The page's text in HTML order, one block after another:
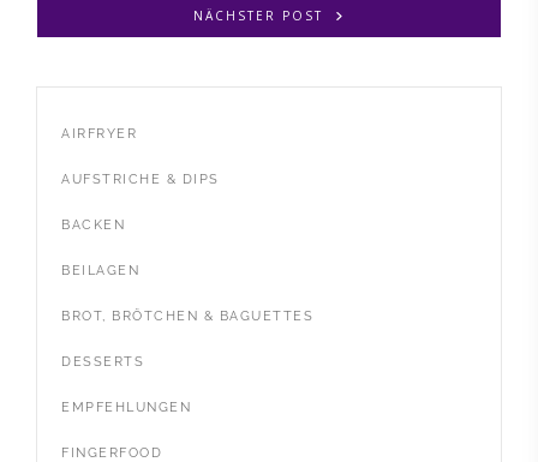
NÄCHSTER POST
AIRFRYER
AUFSTRICHE & DIPS
BACKEN
BEILAGEN
BROT, BRÖTCHEN & BAGUETTES
DESSERTS
EMPFEHLUNGEN
FINGERFOOD